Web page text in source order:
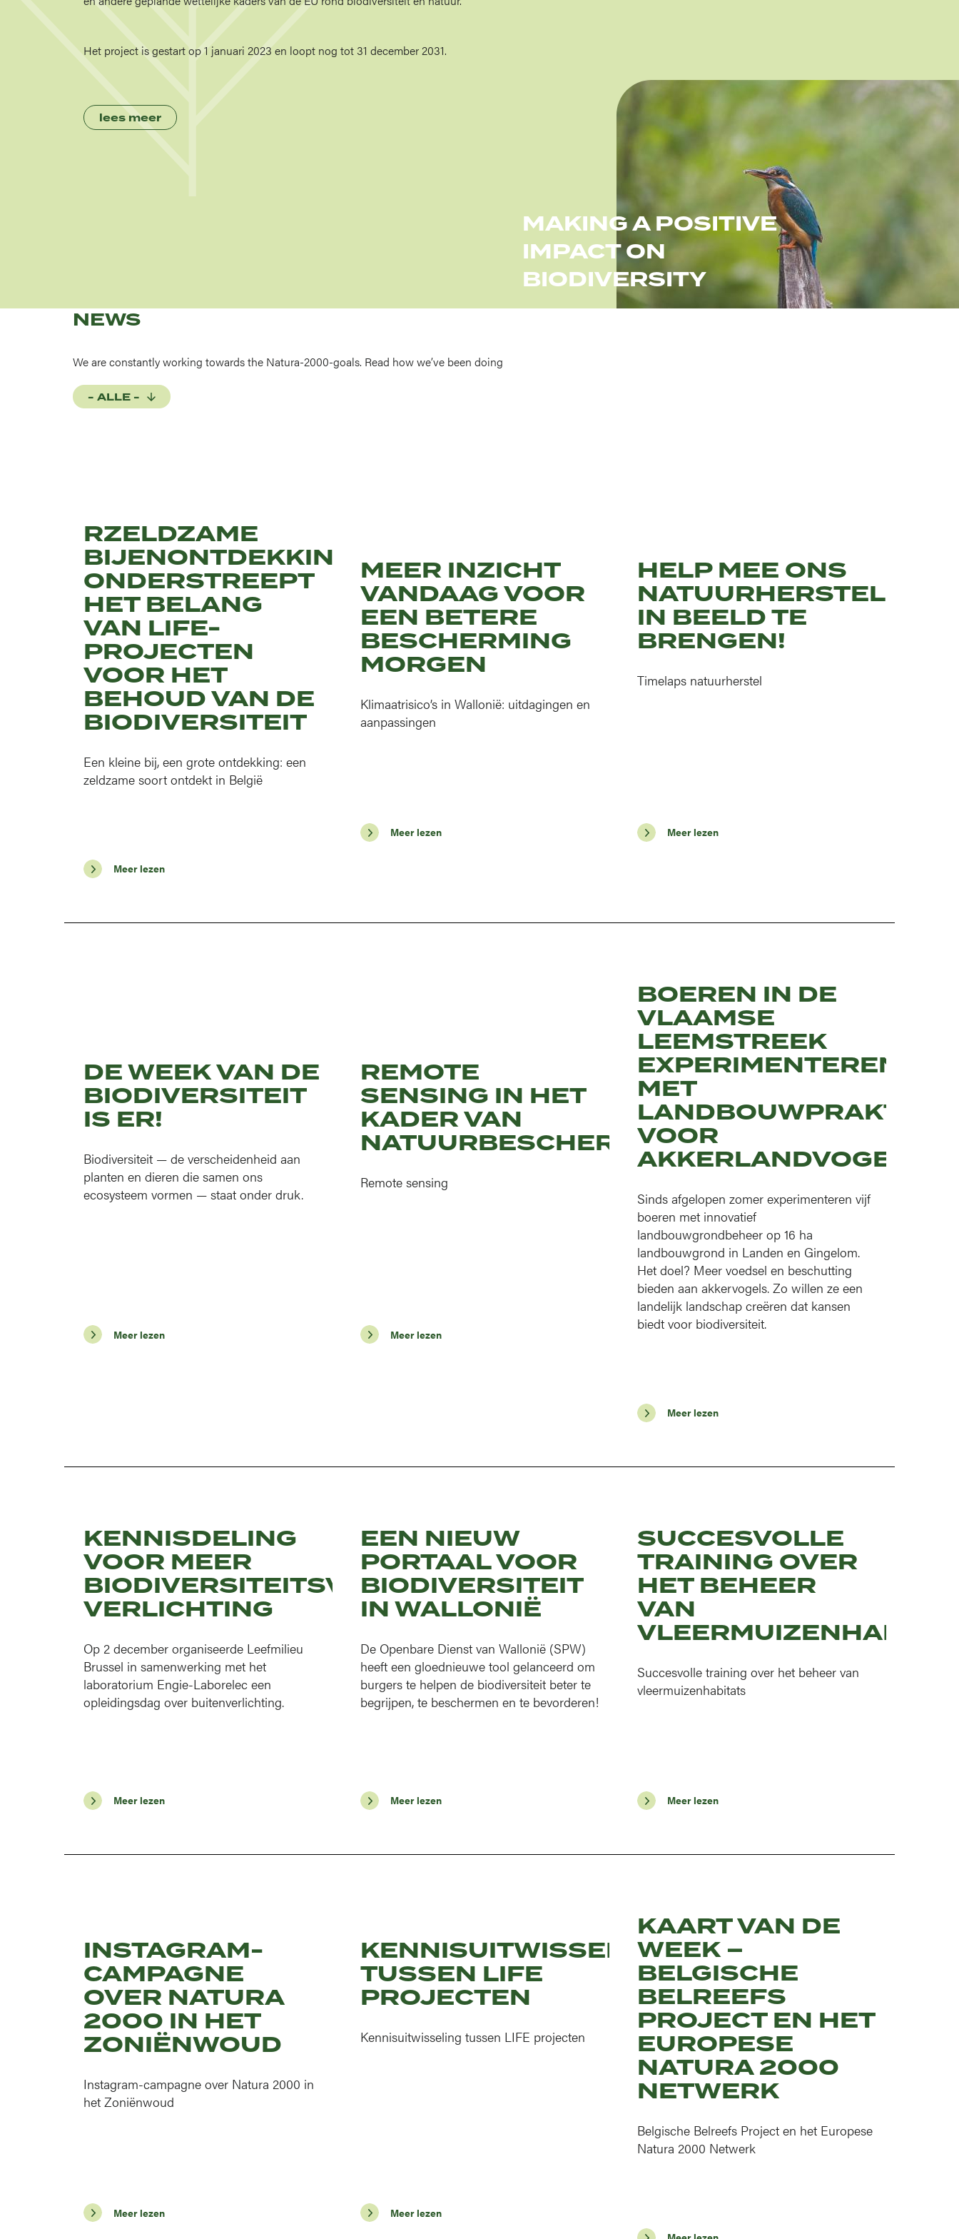
Het project is gestart op 1 januari 2023 en loopt nog tot 31 december 2031.
lees meer
Afbeelding
MAKING A POSITIVE
IMPACT ON
BIODIVERSITY
NEWS
We are constantly working towards the Natura-2000-goals. Read how we’ve been doing
- ALLE -
RZELDZAME
BIJENONTDEKKING
ONDERSTREEPT
HET BELANG
VAN LIFE-
PROJECTEN
VOOR HET
BEHOUD VAN DE
BIODIVERSITEIT
Een kleine bij, een grote ontdekking: een
zeldzame soort ontdekt in België
Meer lezen
MEER INZICHT
VANDAAG VOOR
EEN BETERE
BESCHERMING
MORGEN
Klimaatrisico’s in Wallonië: uitdagingen en
aanpassingen
Meer lezen
HELP MEE ONS
NATUURHERSTEL
IN BEELD TE
BRENGEN!
Timelaps natuurherstel
Meer lezen
DE WEEK VAN DE
BIODIVERSITEIT
IS ER!
Biodiversiteit — de verscheidenheid aan
planten en dieren die samen ons
ecosysteem vormen — staat onder druk.
Meer lezen
REMOTE
SENSING IN HET
KADER VAN
NATUURBESCHERMING
Remote sensing
Meer lezen
BOEREN IN DE
VLAAMSE
LEEMSTREEK
EXPERIMENTEREN
MET
VOOR
AKKERLANDVOGELS
Sinds afgelopen zomer experimenteren vijf
boeren met innovatief
landbouwgrondbeheer op 16 ha
landbouwgrond in Landen en Gingelom.
Het doel? Meer voedsel en beschutting
bieden aan akkervogels. Zo willen ze een
landelijk landschap creëren dat kansen
biedt voor biodiversiteit.
Meer lezen
KENNISDELING
VOOR MEER
BIODIVERSITEITSVRIENDELIJKE
VERLICHTING
Op 2 december organiseerde Leefmilieu
Brussel in samenwerking met het
laboratorium Engie-Laborelec een
opleidingsdag over buitenverlichting.
Meer lezen
EEN NIEUW
PORTAAL VOOR
BIODIVERSITEIT
IN WALLONIË
De Openbare Dienst van Wallonië (SPW)
heeft een gloednieuwe tool gelanceerd om
burgers te helpen de biodiversiteit beter te
begrijpen, te beschermen en te bevorderen!
Meer lezen
SUCCESVOLLE
TRAINING OVER
HET BEHEER
VAN
Succesvolle training over het beheer van
vleermuizenhabitats
Meer lezen
INSTAGRAM-
CAMPAGNE
OVER NATURA
2000 IN HET
ZONIËNWOUD
Instagram-campagne over Natura 2000 in
het Zoniënwoud
Meer lezen
KENNISUITWISSELING
TUSSEN LIFE
PROJECTEN
Kennisuitwisseling tussen LIFE projecten
Meer lezen
KAART VAN DE
WEEK –
BELGISCHE
BELREEFS
PROJECT EN HET
EUROPESE
NATURA 2000
NETWERK
Belgische Belreefs Project en het Europese
Natura 2000 Netwerk